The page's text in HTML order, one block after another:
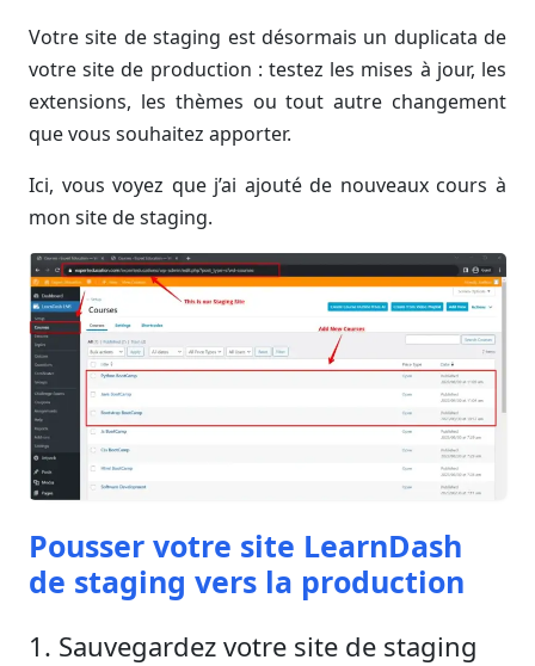
Votre site de staging est désormais un duplicata de
votre site de production : testez les mises à jour, les
extensions, les thèmes ou tout autre changement
que vous souhaitez apporter.
Ici, vous voyez que j’ai ajouté de nouveaux cours à
mon site de staging.
Pousser votre site LearnDash
de staging vers la production
1. Sauvegardez votre site de staging